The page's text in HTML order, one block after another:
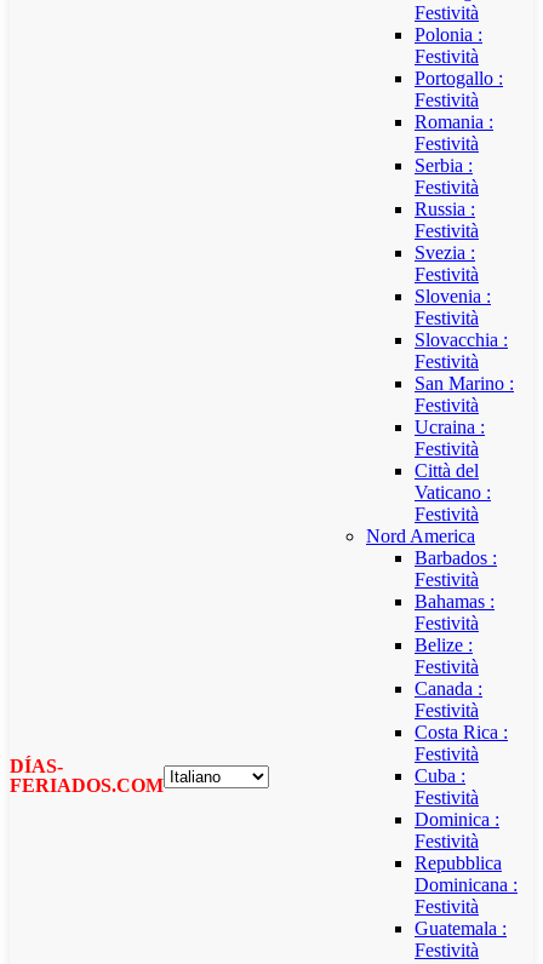
DÍAS-
FERIADOS.COM
Festività
Polonia :
Festività
Portogallo :
Festività
Romania :
Festività
Serbia :
Festività
Russia :
Festività
Svezia :
Festività
Slovenia :
Festività
Slovacchia :
Festività
San Marino :
Festività
Ucraina :
Festività
Città del
Vaticano :
Festività
Nord America
Barbados :
Festività
Bahamas :
Festività
Belize :
Festività
Canada :
Festività
Costa Rica :
Festività
Cuba :
Festività
Dominica :
Festività
Repubblica
Dominicana :
Festività
Guatemala :
Festività